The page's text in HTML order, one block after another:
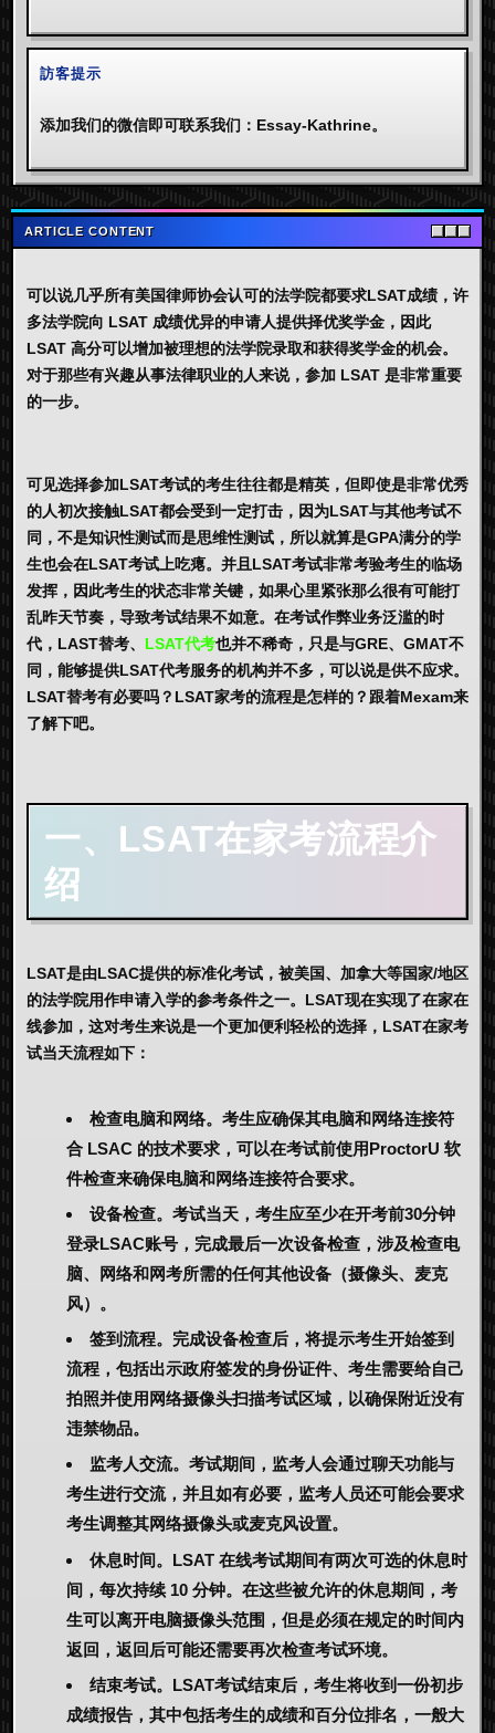
訪客提示
添加我们的微信即可联系我们：Essay-Kathrine。
ARTICLE CONTENT
可以说几乎所有美国律师协会认可的法学院都要求LSAT成绩，许
多法学院向 LSAT 成绩优异的申请人提供择优奖学金，因此
LSAT 高分可以增加被理想的法学院录取和获得奖学金的机会。
对于那些有兴趣从事法律职业的人来说，参加 LSAT 是非常重要
的一步。
可见选择参加LSAT考试的考生往往都是精英，但即使是非常优秀
的人初次接触LSAT都会受到一定打击，因为LSAT与其他考试不
同，不是知识性测试而是思维性测试，所以就算是GPA满分的学
生也会在LSAT考试上吃瘪。并且LSAT考试非常考验考生的临场
发挥，因此考生的状态非常关键，如果心里紧张那么很有可能打
乱昨天节奏，导致考试结果不如意。在考试作弊业务泛滥的时
代，LAST替考、 LSAT代考也并不稀奇，只是与GRE、GMAT不
同，能够提供LSAT代考服务的机构并不多，可以说是供不应求。
LSAT替考有必要吗？LSAT家考的流程是怎样的？跟着Mexam来
了解下吧。
一、LSAT在家考流程介
绍
LSAT是由LSAC提供的标准化考试，被美国、加拿大等国家/地区
的法学院用作申请入学的参考条件之一。LSAT现在实现了在家在
线参加，这对考生来说是一个更加便利轻松的选择，LSAT在家考
试当天流程如下：
检查电脑和网络。考生应确保其电脑和网络连接符
合 LSAC 的技术要求，可以在考试前使用ProctorU 软
件检查来确保电脑和网络连接符合要求。
设备检查。考试当天，考生应至少在开考前30分钟
登录LSAC账号，完成最后一次设备检查，涉及检查电
脑、网络和网考所需的任何其他设备（摄像头、麦克
风）。
签到流程。完成设备检查后，将提示考生开始签到
流程，包括出示政府签发的身份证件、考生需要给自己
拍照并使用网络摄像头扫描考试区域，以确保附近没有
违禁物品。
监考人交流。考试期间，监考人会通过聊天功能与
考生进行交流，并且如有必要，监考人员还可能会要求
考生调整其网络摄像头或麦克风设置。
休息时间。LSAT 在线考试期间有两次可选的休息时
间，每次持续 10 分钟。在这些被允许的休息期间，考
生可以离开电脑摄像头范围，但是必须在规定的时间内
返回，返回后可能还需要再次检查考试环境。
结束考试。LSAT考试结束后，考生将收到一份初步
成绩报告，其中包括考生的成绩和百分位排名，一般大